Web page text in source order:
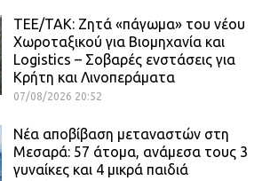
ΤΕΕ/ΤΑΚ: Ζητά «πάγωμα» του νέου
Χωροταξικού για Βιομηχανία και
Logistics – Σοβαρές ενστάσεις για
Κρήτη και Λινοπεράματα
07/08/2026 20:52
Νέα αποβίβαση μεταναστών στη
Μεσαρά: 57 άτομα, ανάμεσα τους 3
γυναίκες και 4 μικρά παιδιά